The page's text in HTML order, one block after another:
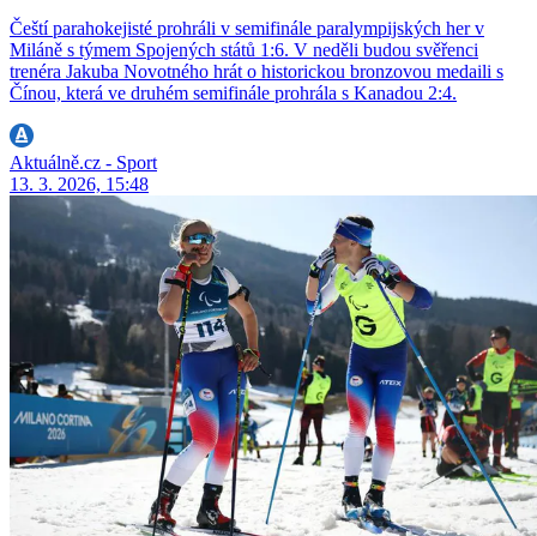
Čeští parahokejisté prohráli v semifinále paralympijských her v
Miláně s týmem Spojených států 1:6. V neděli budou svěřenci
trenéra Jakuba Novotného hrát o historickou bronzovou medaili s
Čínou, která ve druhém semifinále prohrála s Kanadou 2:4.
Aktuálně.cz - Sport
13. 3. 2026, 15:48